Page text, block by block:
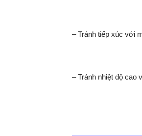
– Tránh tiếp xúc với
– Tránh nhiệt độ cao